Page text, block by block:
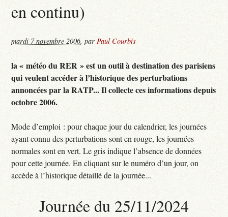
en continu)
mardi 7 novembre 2006,parPaul Courbis
la « météo du RER » est un outil à destination des parisiens
qui veulent accéder à l’historique des perturbations
annoncées par la RATP... Il collecte ces informations depuis
octobre 2006.
Mode d’emploi : pour chaque jour du calendrier, les journées
ayant connu des perturbations sont en rouge, les journées
normales sont en vert. Le gris indique l’absence de données
pour cette journée. En cliquant sur le numéro d’un jour, on
accède à l’historique détaillé de la journée...
Journée du 25/11/2024